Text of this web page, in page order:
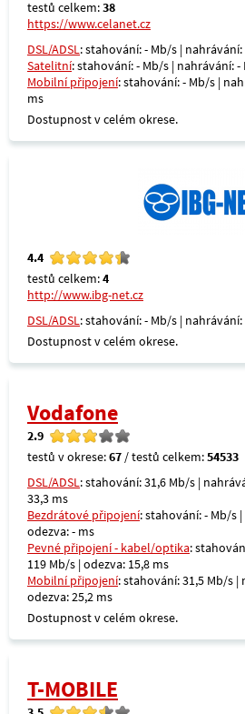
testů celkem:38
https://www.celanet.cz
DSL/ADSL: stahování: - Mb/s |
Satelitní: stahování: - Mb/s | nahrávání: -
Mobilní připojení: stahování: - Mb/s |
ms
Dostupnost v celém okrese.
4.4
testů celkem:4
http://www.ibg-net.cz
DSL/ADSL: stahování: - Mb/s |
Dostupnost v celém okrese.
Vodafone
2.9
testů v okrese:67 / testů celkem:54533
DSL/ADSL: stahování: 31,6 Mb/s |
33,3 ms
Bezdrátové připojení: stahování: - Mb/s
odezva: - ms
Pevné připojení - kabel/optika:
119 Mb/s | odezva: 15,8 ms
Mobilní připojení: stahování: 31,5 Mb/s |
odezva: 25,2 ms
Dostupnost v celém okrese.
T-MOBILE